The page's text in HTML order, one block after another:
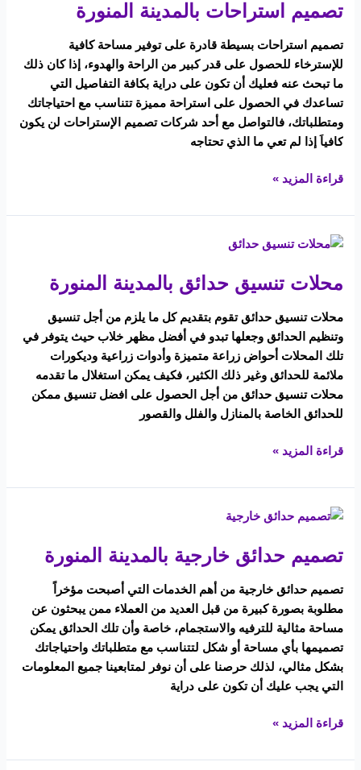
تصميم استراحات بالمدينة المنورة
تصميم استراحات بسيطة قادرة على توفير مساحة كافية
للإسترخاء للحصول على قدر كبير من الراحة والهدوء، إذا كان ذلك
ما تبحث عنه فعليك أن تكون على دراية بكافة التفاصيل التي
تساعدك في الحصول على استراحة مميزة تتناسب مع احتياجاتك
ومتطلباتك، فالتواصل مع أحد شركات تصميم الإستراحات لن يكون
كافياَ إذا لم تعي ما الذي تحتاجه
بالمدينة
قراءة المزيد »
محلات تنسيق حدائق بالمدينة المنورة
محلات تنسيق حدائق تقوم بتقديم كل ما يلزم من أجل تنسيق
وتنظيم الحدائق وجعلها تبدو في أفضل مظهر خلاب حيث يتوفر في
تلك المحلات أحواض زراعة متميزة وأدوات زراعية وديكورات
ملائمة للحدائق وغير ذلك الكثير، فكيف يمكن استغلال ما تقدمه
محلات تنسيق حدائق من أجل الحصول على افضل تنسيق ممكن
للحدائق الخاصة بالمنازل والفلل والقصور
محلات
حدائق
المنورة
قراءة المزيد »
تصميم حدائق خارجية بالمدينة المنورة
تصميم حدائق خارجية من أهم الخدمات التي أصبحت مؤخراً
مطلوبة بصورة كبيرة من قبل العديد من العملاء ممن يبحثون عن
مساحة مثالية للترفيه والاستجمام، خاصة وأن تلك الحدائق يمكن
تصميمها بأي مساحة أو شكل لتتناسب مع متطلباتك واحتياجاتك
بشكل مثالي، لذلك حرصنا على أن نوفر لمتابعينا جميع المعلومات
التي يجب عليك أن تكون على دراية
تصميم
خارجية
المنورة
قراءة المزيد »